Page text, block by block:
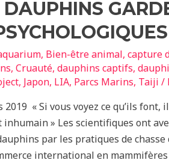
, Bien-être animal, capture
, Cruauté, dauphins captifs,
, Japon, LIA, Parcs Marins, Taiji /
2019 « Si vous voyez ce qu’ils font,
inhumain » Les scientifiques ont
par les pratiques de
international en